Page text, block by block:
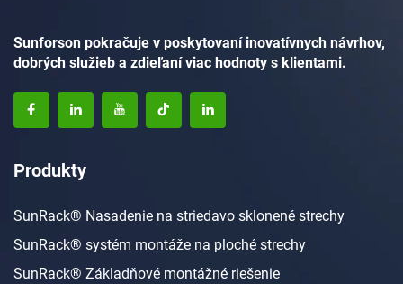
Sunforson pokračuje v poskytovaní inovatívnych návrhov,
dobrých služieb a zdieľaní viac hodnoty s klientami.
Produkty
SunRack® Nasadenie na striedavo sklonené strechy
SunRack® systém montáže na ploché strechy
SunRack® Základňové montážné riešenie